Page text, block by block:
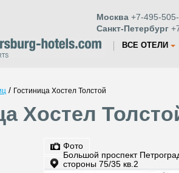
Москва +7-495-
Санкт-Петербург
ВСЕ ОТЕЛИ
/ Гостиница Хостел Толстой
Хостел
Фото
Большой проспект
стороны 75/35 кв.2